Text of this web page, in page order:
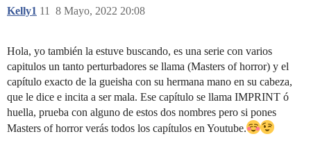
Kelly1 8 Mayo, 2022 20:08
11
Hola, yo también la estuve buscando, es una serie con varios
capitulos un tanto perturbadores se llama (Masters of horror) y el
capítulo exacto de la gueisha con su hermana mano en su cabeza,
que le dice e incita a ser mala. Ese capítulo se llama IMPRINT ó
huella, prueba con alguno de estos dos nombres pero si pones
Masters of horror verás todos los capítulos en Youtube.